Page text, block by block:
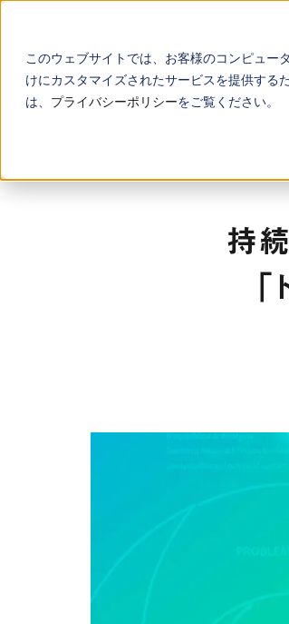
このウェブサイトでは、お客様のコンピュ
けにカスタマイズされたサービスを提供する
は、 プライバシーポリシーをご覧ください。
持